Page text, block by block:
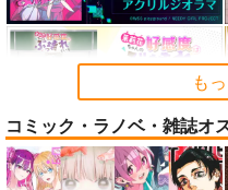
サンプル
カート
No.6
も
コミック・ラノベ・雑誌オ